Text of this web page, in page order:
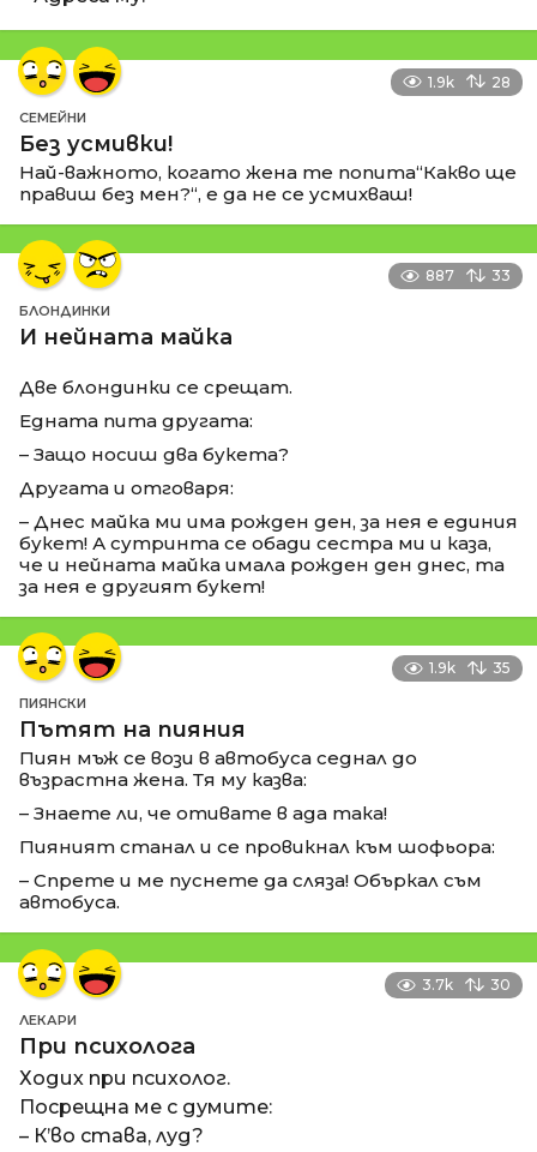
1.9k 28
СЕМЕЙНИ
Без усмивки!
Най-важното, когато жена те попита“Какво ще
правиш без мен?“, е да не се усмихваш!
887 33
БЛОНДИНКИ
И нейната майка
Две блондинки се срещат.
Едната пита другата:
– Защо носиш два букета?
Другата и отговаря:
– Днес майка ми има рожден ден, за нея е единия
букет! А сутринта се обади сестра ми и каза,
че и нейната майка имала рожден ден днес, та
за нея е другият букет!
1.9k 35
ПИЯНСКИ
Пътят на пияния
Пиян мъж се вози в автобуса седнал до
възрастна жена. Тя му казва:
– Знаете ли, че отивате в ада така!
Пияният станал и се провикнал към шофьора:
– Спрете и ме пуснете да сляза! Объркал съм
автобуса.
3.7k 30
ЛЕКАРИ
При психолога
Ходих при психолог.
Посрещна ме с думите:
– К’во става, луд?